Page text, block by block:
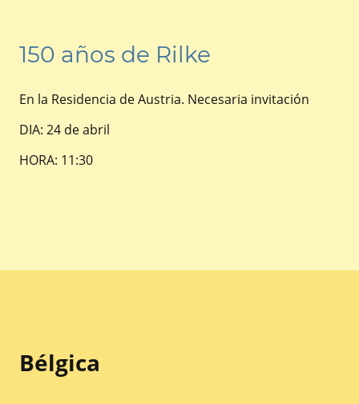
150 años de Rilke
En la Residencia de Austria. Necesaria invitación
DIA: 24 de abril
HORA: 11:30
Bélgica